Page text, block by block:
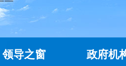
领导之窗 政府机